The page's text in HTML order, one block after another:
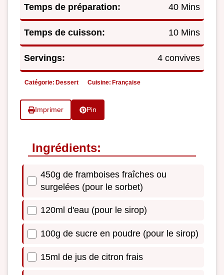
Temps de préparation: 40 Mins
Temps de cuisson: 10 Mins
Servings: 4 convives
Catégorie: Dessert Cuisine: Française
Imprimer Pin
Ingrédients:
450g de framboises fraîches ou
surgelées (pour le sorbet)
120ml d'eau (pour le sirop)
100g de sucre en poudre (pour le sirop)
15ml de jus de citron frais